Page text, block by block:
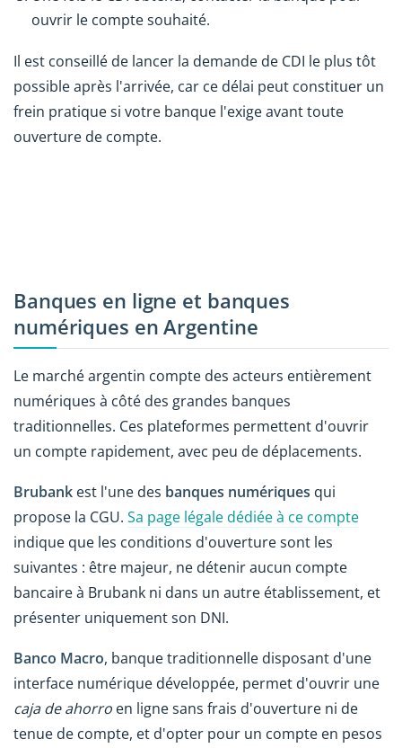
ouvrir le compte souhaité.
Il est conseillé de lancer la demande de CDI le plus tôt
possible après l'arrivée, car ce délai peut constituer un
frein pratique si votre banque l'exige avant toute
ouverture de compte.
Banques en ligne et banques
numériques en Argentine
Le marché argentin compte des acteurs entièrement
numériques à côté des grandes banques
traditionnelles. Ces plateformes permettent d'ouvrir
un compte rapidement, avec peu de déplacements.
Brubank est l'une des banques numériques qui
propose la CGU. Sa page légale dédiée à ce compte
indique que les conditions d'ouverture sont les
suivantes : être majeur, ne détenir aucun compte
bancaire à Brubank ni dans un autre établissement, et
présenter uniquement son DNI.
Banco Macro, banque traditionnelle disposant d'une
interface numérique développée, permet d'ouvrir une
caja de ahorro en ligne sans frais d'ouverture ni de
tenue de compte, et d'opter pour un compte en pesos